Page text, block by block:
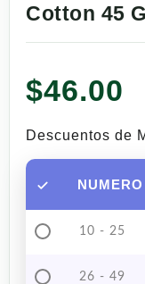
Cotton 45 G
$46.00
Descuentos de
10 - 25
26 - 49